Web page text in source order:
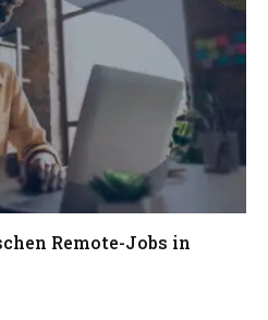
Remote-Jobs in